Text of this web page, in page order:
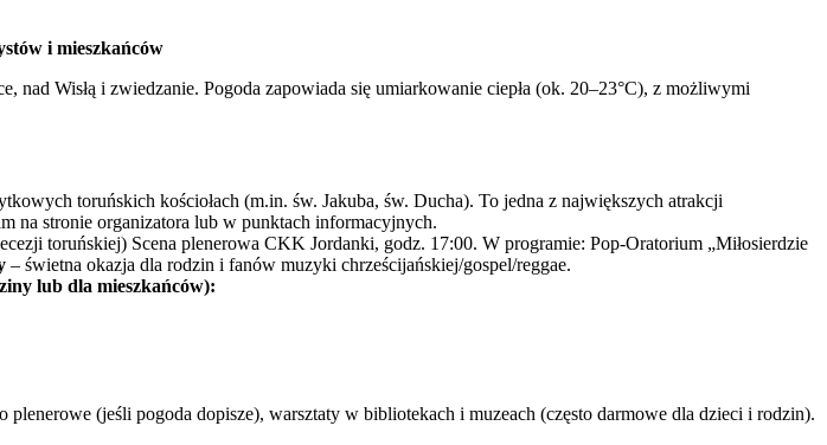
i mieszkańców
Wisłą i zwiedzanie. Pogoda zapowiada się umiarkowanie ciepła (ok. 20–23°C), z możliwymi
toruńskich kościołach (m.in. św. Jakuba, św. Ducha). To jedna z największych atrakcji
na stronie organizatora lub w punktach informacyjnych.
toruńskiej) Scena plenerowa CKK Jordanki, godz. 17:00. W programie: Pop-Oratorium „Miłosierdzie
– świetna okazja dla rodzin i fanów muzyki chrześcijańskiej/gospel/reggae.
lub dla mieszkańców):
(jeśli pogoda dopisze), warsztaty w bibliotekach i muzeach (często darmowe dla dzieci i rodzin).